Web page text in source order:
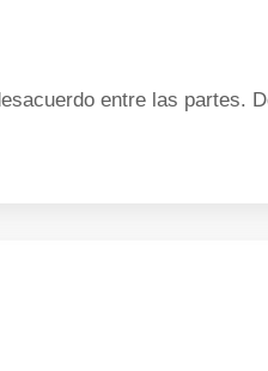
entre las partes.